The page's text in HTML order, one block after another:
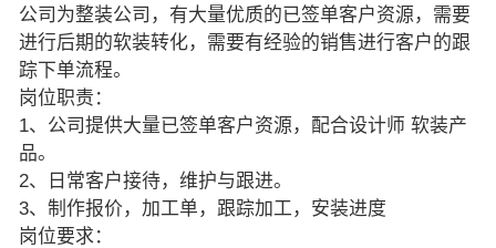
公司为整装公司，有大量优质的已签单客户资源，需要
进行后期的软装转化，需要有经验的销售进行客户的跟
踪下单流程。
岗位职责：
1、公司提供大量已签单客户资源，配合设计师 软装产
品。
2、日常客户接待，维护与跟进。
3、制作报价，加工单，跟踪加工，安装进度
岗位要求：